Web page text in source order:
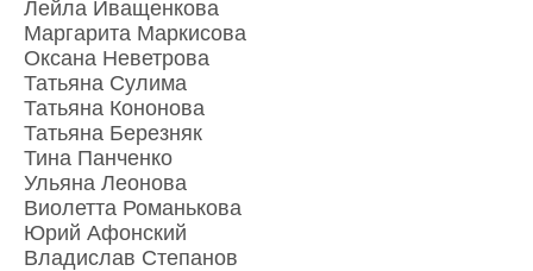
Лейла Иващенкова
Маргарита Маркисова
Оксана Неветрова
Татьяна Сулима
Татьяна Кононова
Татьяна Березняк
Тина Панченко
Ульяна Леонова
Виолетта Романькова
Юрий Афонский
Владислав Степанов